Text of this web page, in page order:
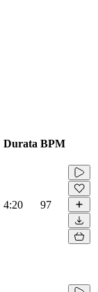
Durata BPM
4:20 97